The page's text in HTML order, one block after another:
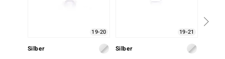
19-20
Silber
19-21
Silber